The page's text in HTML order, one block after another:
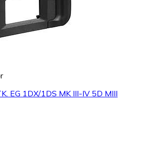
EG 1DX/1DS MK III-IV 5D MIII